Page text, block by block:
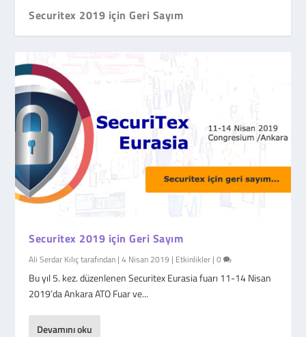
Securitex 2019 için Geri Sayım
Securitex 2019 için Geri Sayım
Ali Serdar Kılıçtarafından |4 Nisan 2019 | Etkinlikler |0
Bu yıl 5. kez. düzenlenen Securitex Eurasia fuarı 11-14 Nisan
2019’da Ankara ATO Fuar ve...
Devamını oku